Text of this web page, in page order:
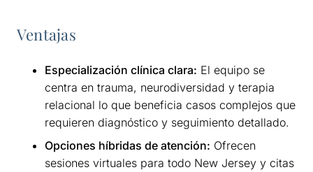
Ventajas
Especialización clínica clara: El equipo se
centra en trauma, neurodiversidad y terapia
relacional lo que beneficia casos complejos que
requieren diagnóstico y seguimiento detallado.
Opciones híbridas de atención: Ofrecen
sesiones virtuales para todo New Jersey y citas